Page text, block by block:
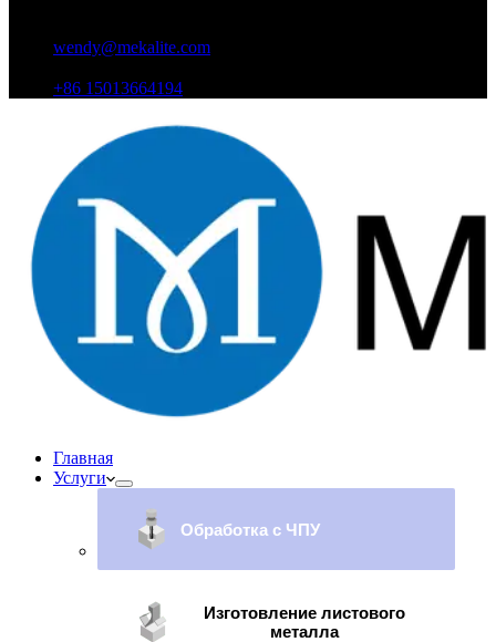
wendy@mekalite.com
+86 15013664194
Главная
Услуги
Обработка с ЧПУ
Изготовление листового
металла